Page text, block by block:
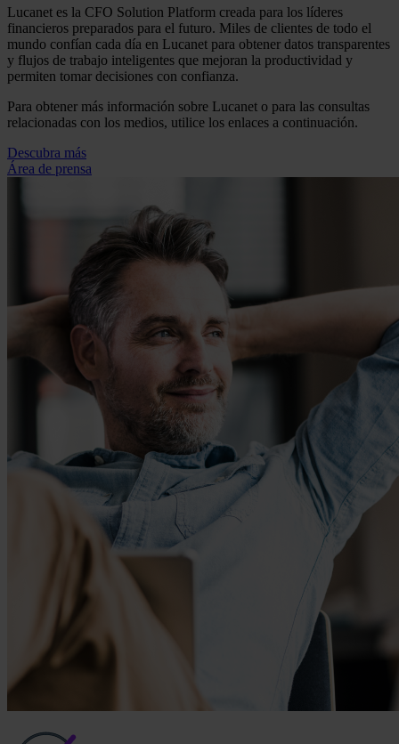
Lucanet es la CFO Solution Platform creada para los líderes
financieros preparados para el futuro. Miles de clientes de todo el
mundo confían cada día en Lucanet para obtener datos transparentes
y flujos de trabajo inteligentes que mejoran la productividad y
permiten tomar decisiones con confianza.
Para obtener más información sobre Lucanet o para las consultas
relacionadas con los medios, utilice los enlaces a continuación.
Descubra más
Área de prensa